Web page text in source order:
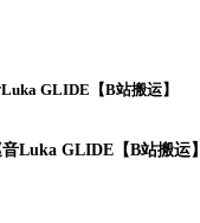
GLIDE【B站搬运】
Luka GLIDE【B站搬运】